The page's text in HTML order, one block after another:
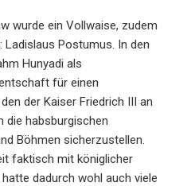
wurde ein Vollwaise, zudem
Ladislaus Postumus. In den
Hunyadi als
für einen
der Kaiser Friedrich III an
die habsburgischen
Böhmen sicherzustellen.
faktisch mit königlicher
dadurch wohl auch viele